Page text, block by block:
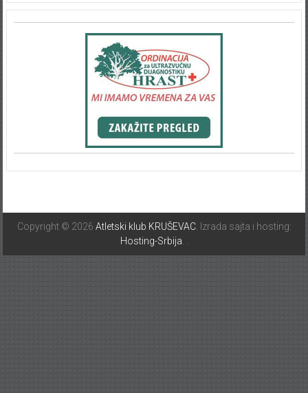
Copyright © 2026 Atletski klub KRUŠEVAC. Izrada sajta i hosting:
Hosting-Srbija